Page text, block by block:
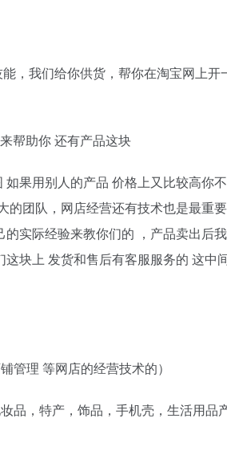
，我们给你供货，帮你在淘宝网上开
帮助你 还有产品这块
果用别人的产品 价格上又比较高你
团队，网店经营还有技术也是最重要
实际经验来教你们的 ，产品卖出后
块上 发货和售后有客服服务的 这中
管理 等网店的经营技术的）
品，特产，饰品，手机壳，生活用品